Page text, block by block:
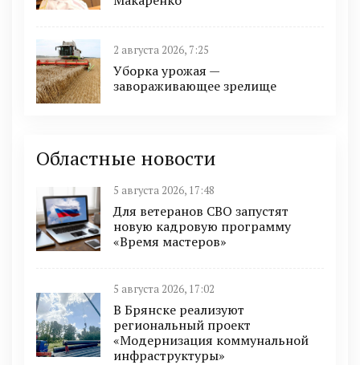
2 августа 2026, 7:25
Уборка урожая —
завораживающее зрелище
Областные новости
5 августа 2026, 17:48
Для ветеранов СВО запустят
новую кадровую программу
«Время мастеров»
5 августа 2026, 17:02
В Брянске реализуют
региональный проект
«Модернизация коммунальной
инфраструктуры»